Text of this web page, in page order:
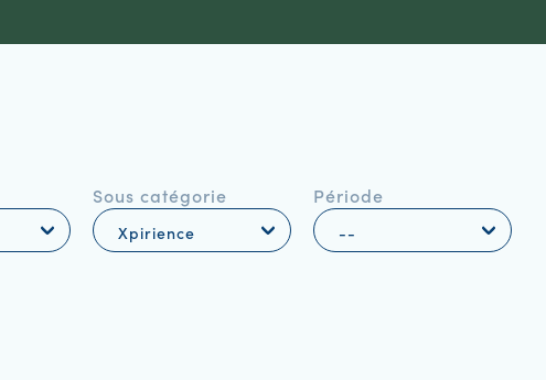
Sous catégorie Période